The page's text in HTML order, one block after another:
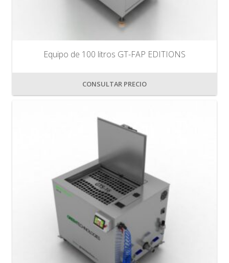
Equipo de 100 litros GT-FAP EDITIONS
CONSULTAR PRECIO